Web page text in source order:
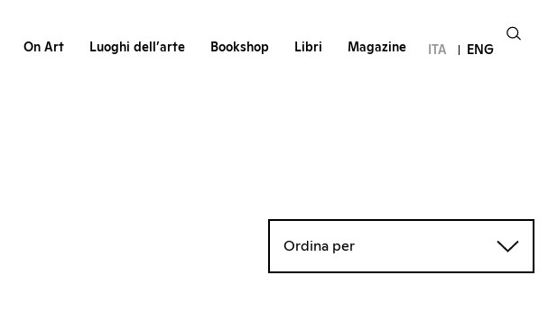
On Art Luoghi dell’arte Bookshop Libri Magazine ITA ENG
Ordina per